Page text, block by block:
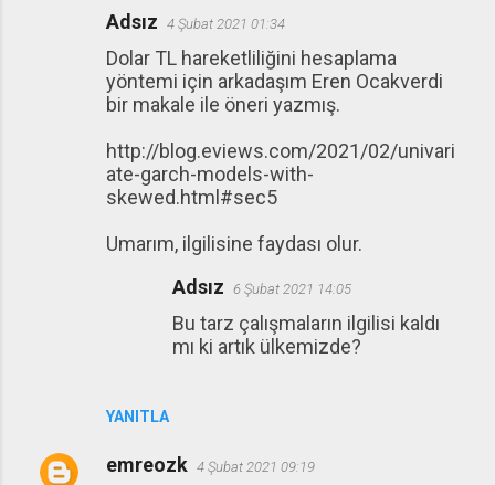
Adsız 4 Şubat 2021 01:34
Dolar TL hareketliliğini hesaplama
yöntemi için arkadaşım Eren Ocakverdi
bir makale ile öneri yazmış.
http://blog.eviews.com/2021/02/univari
ate-garch-models-with-
skewed.html#sec5
Umarım, ilgilisine faydası olur.
YANITLA
Adsız 6 Şubat 2021 14:05
Bu tarz çalışmaların ilgilisi kaldı
mı ki artık ülkemizde?
emreozk 4 Şubat 2021 09:19